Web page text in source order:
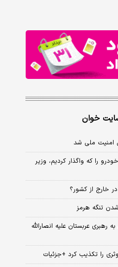
خوان
امنیت ملی شد
را که واگذار کردیم، وزیر
خارج از کشور؟
تنگه هرمز
رهبری عربستان علیه انصارالله
را تکذیب کرد +جزئیات